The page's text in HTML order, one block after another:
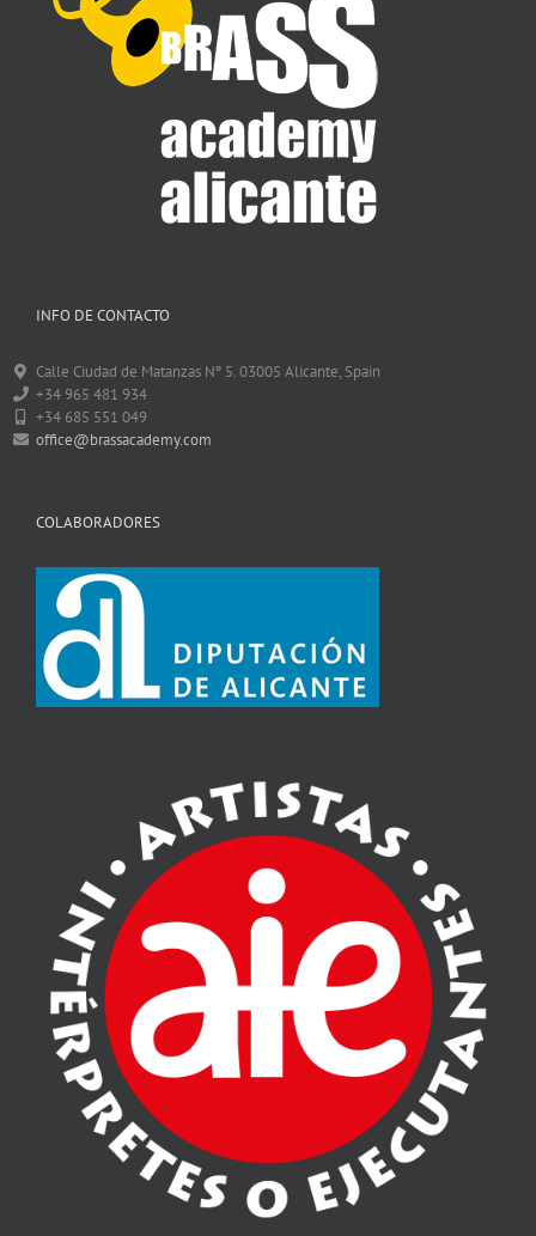
INFO DE CONTACTO
Calle Ciudad de Matanzas Nº 5. 03005 Alicante, Spain
+34 965 481 934
+34 685 551 049
office@brassacademy.com
COLABORADORES